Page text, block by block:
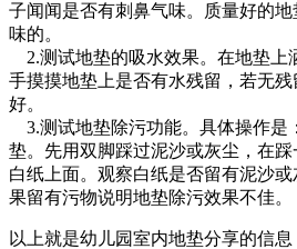
子闻闻是否有刺鼻气味。质量好的
味的。
2.测试地垫的吸水效果。在地垫上
手摸摸地垫上是否有水残留，若无
好。
3.测试地垫除污功能。具体操作是
垫。先用双脚踩过泥沙或灰尘，在
白纸上面。观察白纸是否留有泥沙
果留有污物说明地垫除污效果不佳。
以上就是幼儿园室内地垫分享的信